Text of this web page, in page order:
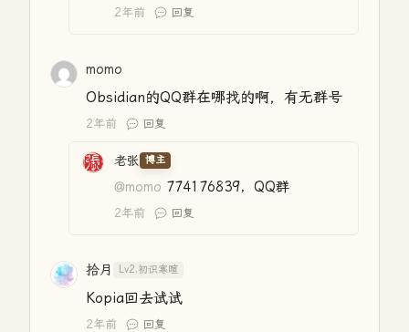
2年前 回复
momo
Obsidian的QQ群在哪找的啊，有无群号
2年前 回复
老张 博主
@momo 774176839，QQ群
2年前 回复
拾月 Lv2.初识寒暄
Kopia回去试试
2年前 回复